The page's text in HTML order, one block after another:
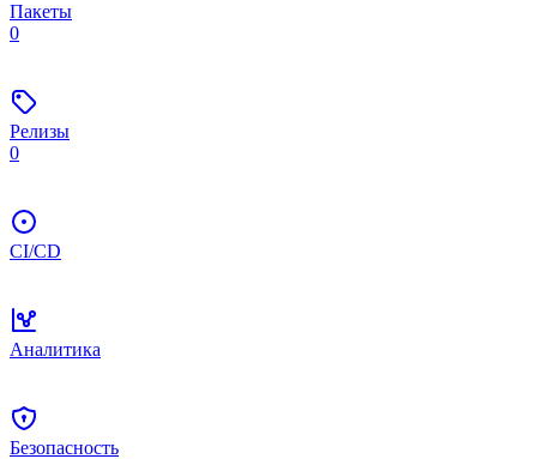
Пакеты
0
Релизы
0
CI/CD
Аналитика
Безопасность